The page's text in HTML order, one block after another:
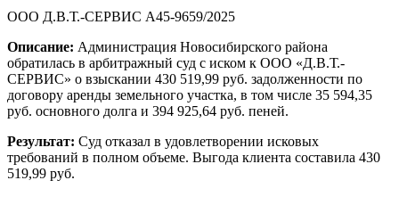
ООО Д.В.Т.-СЕРВИС А45-9659/2025
Описание: Администрация Новосибирского района
обратилась в арбитражный суд с иском к ООО «Д.В.Т.-
СЕРВИС» о взыскании 430 519,99 руб. задолженности по
договору аренды земельного участка, в том числе 35 594,35
руб. основного долга и 394 925,64 руб. пеней.
Результат: Суд отказал в удовлетворении исковых
требований в полном объеме. Выгода клиента составила 430
519,99 руб.